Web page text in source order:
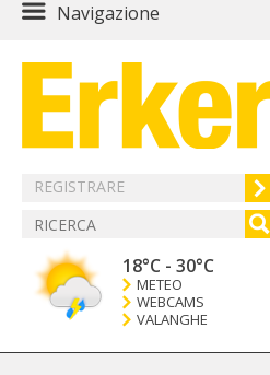
Navigazione
REGISTRARE
18°C - 30°C
METEO
WEBCAMS
VALANGHE